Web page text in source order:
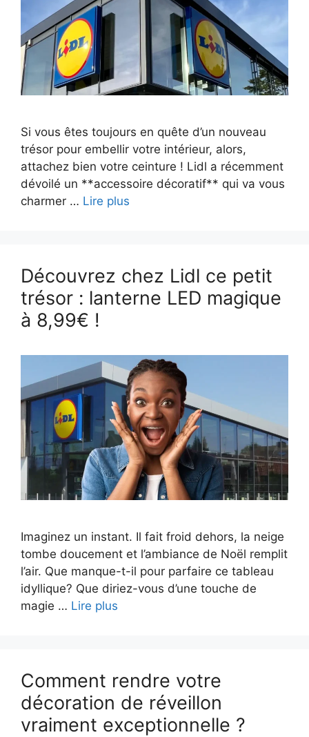
Si vous êtes toujours en quête d’un nouveau
trésor pour embellir votre intérieur, alors,
attachez bien votre ceinture ! Lidl a récemment
dévoilé un **accessoire décoratif** qui va vous
charmer … Lire plus
Découvrez chez Lidl ce petit
trésor : lanterne LED magique
à 8,99€ !
Imaginez un instant. Il fait froid dehors, la neige
tombe doucement et l’ambiance de Noël remplit
l’air. Que manque-t-il pour parfaire ce tableau
idyllique? Que diriez-vous d’une touche de
magie … Lire plus
Comment rendre votre
décoration de réveillon
vraiment exceptionnelle ?